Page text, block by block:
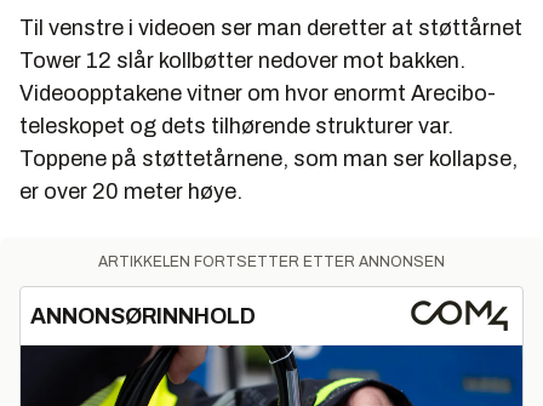
Til venstre i videoen ser man deretter at støttårnet
Tower 12 slår kollbøtter nedover mot bakken.
Videoopptakene vitner om hvor enormt Arecibo-
teleskopet og dets tilhørende strukturer var.
Toppene på støttetårnene, som man ser kollapse,
er over 20 meter høye.
ARTIKKELEN FORTSETTER ETTER ANNONSEN
ANNONSØRINNHOLD